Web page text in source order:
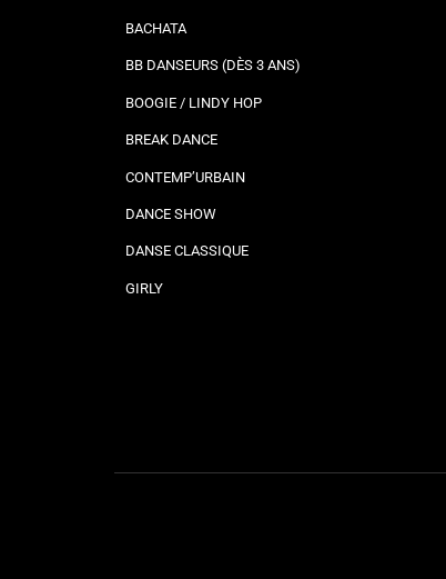
BACHATA
BB DANSEURS (DÈS 3 ANS)
BOOGIE / LINDY HOP
BREAK DANCE
CONTEMP’URBAIN
DANCE SHOW
DANSE CLASSIQUE
GIRLY